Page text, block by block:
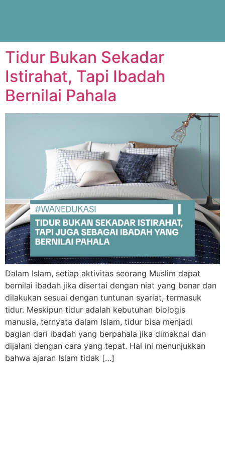
Tidur Bukan Sekadar
Istirahat, Tapi Ibadah
Bernilai Pahala
Dalam Islam, setiap aktivitas seorang Muslim dapat
bernilai ibadah jika disertai dengan niat yang benar dan
dilakukan sesuai dengan tuntunan syariat, termasuk
tidur. Meskipun tidur adalah kebutuhan biologis
manusia, ternyata dalam Islam, tidur bisa menjadi
bagian dari ibadah yang berpahala jika dimaknai dan
dijalani dengan cara yang tepat. Hal ini menunjukkan
bahwa ajaran Islam tidak […]